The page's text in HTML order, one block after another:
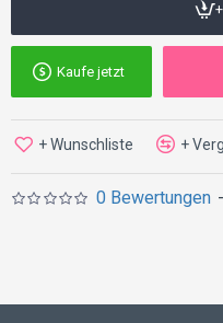
Textilpflege-/
Maximale
Das Produkt hat eine
Garantiebedingungen
0 Bewertungen -
Kaufe jetzt
+ Wunschliste +